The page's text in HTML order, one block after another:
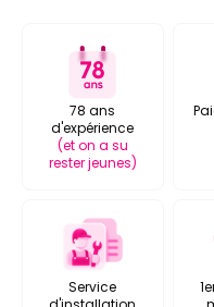
78 ans
d'expérience
(et on a su
rester jeunes)
Service